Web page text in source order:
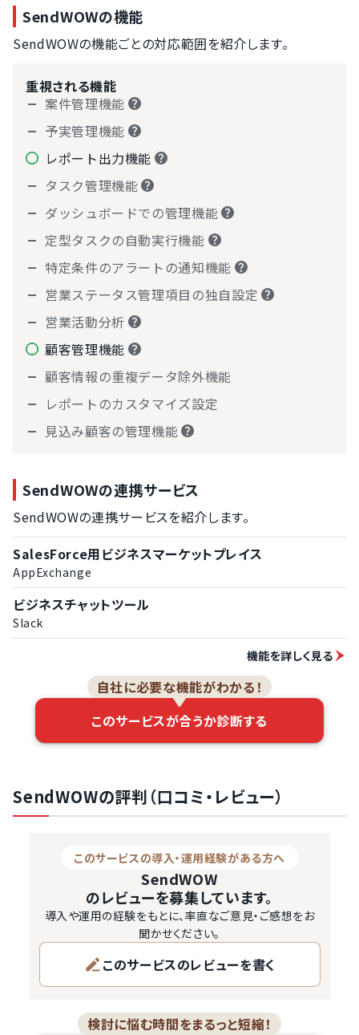
SendWOWの機能
SendWOWの機能ごとの対応範囲を紹介します。
重視される機能
案件管理機能
予実管理機能
レポート出力機能
タスク管理機能
ダッシュボードでの管理機能
定型タスクの自動実行機能
特定条件のアラートの通知機能
営業ステータス管理項目の独自設定
営業活動分析
顧客管理機能
顧客情報の重複データ除外機能
レポートのカスタマイズ設定
見込み顧客の管理機能
SendWOWの連携サービス
SendWOWの連携サービスを紹介します。
SalesForce用ビジネスマーケットプレイス
AppExchange
ビジネスチャットツール
Slack
機能を詳しく見る
自社に必要な機能がわかる！
このサービスが合うか診断する
SendWOWの評判（口コミ・レビュー）
このサービスの導入・運用経験がある方へ
SendWOW
のレビューを募集しています。
導入や運用の経験をもとに、率直なご意見・ご感想をお
聞かせください。
このサービスのレビューを書く
検討に悩む時間をまるっと短縮！